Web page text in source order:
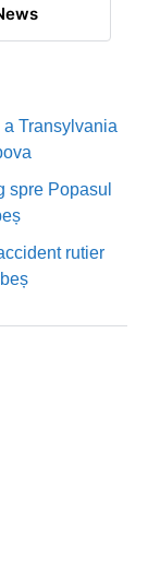
Transylvania
spre Popasul
rutier